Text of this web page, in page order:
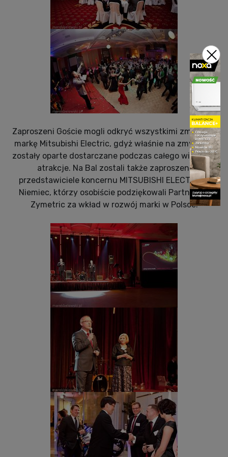
Zaproszeni Goście mogli odkryć wszystkimi zmysłami
markę Mitsubishi Electric, gdyż właśnie na zmysłach
zostały oparte dostarczane podczas całego wieczoru
atrakcje. Na Bal zostali także zaproszeni
przedstawiciele koncernu MITSUBISHI ELECTRIC z
Niemiec, którzy osobiście podziękowali Partnerom
Zymetric za wkład w rozwój marki w Polsce.